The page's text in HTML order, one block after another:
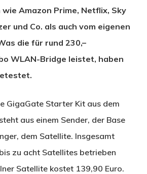
Amazon Prime, Netflix, Sky
und Co. als auch vom eigenen
die für rund 230,–
WLAN-Bridge leistet, haben
GigaGate Starter Kit aus dem
aus einem Sender, der Base
dem Satellite. Insgesamt
zu acht Satellites betrieben
Satellite kostet 139,90 Euro.